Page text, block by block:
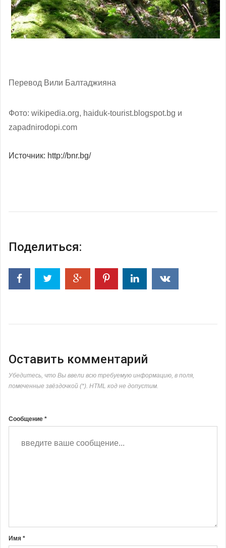
Перевод Вили Балтаджияна
Фото: wikipedia.org, haiduk-tourist.blogspot.bg и
zapadnirodopi.com
Источник: http://bnr.bg/
Поделиться:
Оставить комментарий
Убедитесь, что Вы ввели всю требуемую информацию, в поля,
помеченные звёздочкой (*). HTML код не допустим.
Сообщение *
Имя *